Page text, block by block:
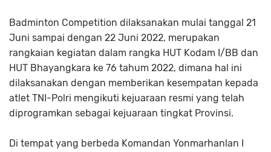
Badminton Competition dilaksanakan mulai tanggal 21
Juni sampai dengan 22 Juni 2022, merupakan
rangkaian kegiatan dalam rangka HUT Kodam I/BB dan
HUT Bhayangkara ke 76 tahum 2022, dimana hal ini
dilaksanakan dengan memberikan kesempatan kepada
atlet TNI-Polri mengikuti kejuaraan resmi yang telah
diprogramkan sebagai kejuaraan tingkat Provinsi.
Di tempat yang berbeda Komandan Yonmarhanlan I